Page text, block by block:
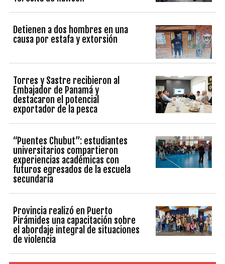
Detienen a dos hombres en una
causa por estafa y extorsión
Torres y Sastre recibieron al
Embajador de Panamá y
destacaron el potencial
exportador de la pesca
“Puentes Chubut”: estudiantes
universitarios compartieron
experiencias académicas con
futuros egresados de la escuela
secundaria
Provincia realizó en Puerto
Pirámides una capacitación sobre
el abordaje integral de situaciones
de violencia